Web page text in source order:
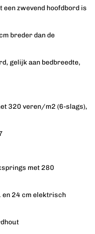
een zwevend hoofdbord is
breder dan de
gelijk aan bedbreedte,
320 veren/m2 (6-slags),
met 280
en 24 cm elektrisch